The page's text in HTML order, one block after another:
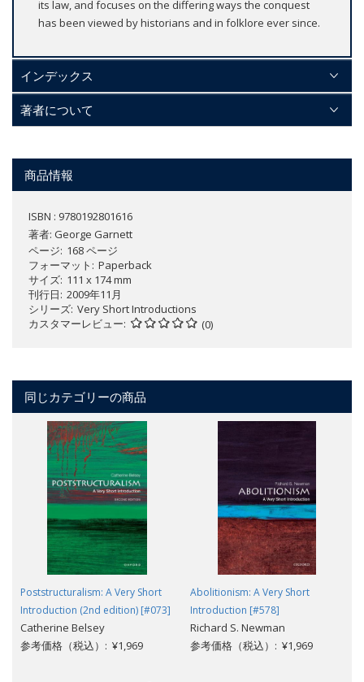
its law, and focuses on the differing ways the conquest
has been viewed by historians and in folklore ever since.
インデックス
著者について
商品情報
ISBN : 9780192801616
著者: George Garnett
ページ 168 ページ
フォーマット
Paperback
サイズ 111 x 174 mm
刊行日 2009年11月
シリーズ Very Short Introductions
カスタマーレビュー
(0)
同じカテゴリーの商品
Poststructuralism: A Very Short
Introduction (2nd edition) [#073]
Catherine Belsey
参考価格（税込）: ¥1,969
Abolitionism: A Very Short
Introduction [#578]
Richard S. Newman
参考価格（税込）: ¥1,969